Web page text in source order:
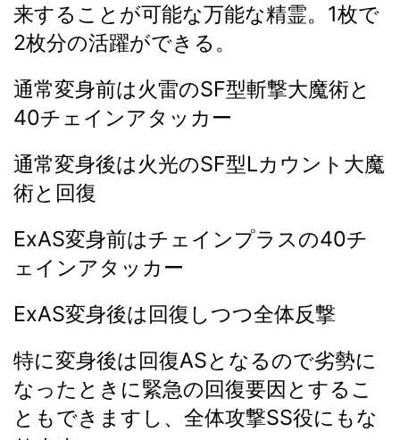
来することが可能な万能な精霊。1枚で
2枚分の活躍ができる。
通常変身前は火雷のSF型斬撃大魔術と
40チェインアタッカー
通常変身後は火光のSF型Lカウント大魔
術と回復
ExAS変身前はチェインプラスの40チ
ェインアタッカー
ExAS変身後は回復しつつ全体反撃
特に変身後は回復ASとなるので劣勢に
なったときに緊急の回復要因とするこ
ともできますし、全体攻撃SS役にもな